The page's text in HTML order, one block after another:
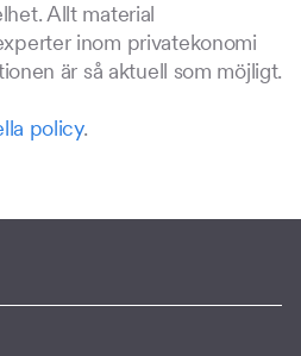
Allt material
inom privatekonomi
är så aktuell som möjligt.
policy.